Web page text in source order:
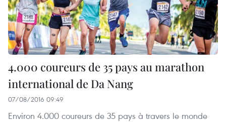
4.000 coureurs de 35 pays au marathon
international de Da Nang
07/08/2016 09:49
Environ 4.000 coureurs de 35 pays à travers le monde